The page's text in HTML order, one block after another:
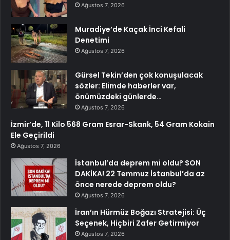
Ağustos 7, 2026
Muradiye’de Kaçak İnci Kefali
Denetimi
Ağustos 7, 2026
Gürsel Tekin’den çok konuşulacak
sözler: Elimde haberler var,
önümüzdeki günlerde…
Ağustos 7, 2026
İzmir’de, 11 Kilo 568 Gram Esrar-Skank, 54 Gram Kokain
Ele Geçirildi
Ağustos 7, 2026
İstanbul’da deprem mi oldu? SON
DAKİKA! 22 Temmuz İstanbul’da az
önce nerede deprem oldu?
Ağustos 7, 2026
İran’ın Hürmüz Boğazı Stratejisi: Üç
Seçenek, Hiçbiri Zafer Getirmiyor
Ağustos 7, 2026